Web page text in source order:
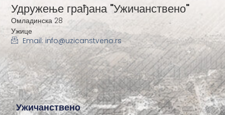
Ужичанствено
Удружење грађана "Ужичанствено"
Омладинска 28
Ужице
Email: info@uzicanstveno.rs